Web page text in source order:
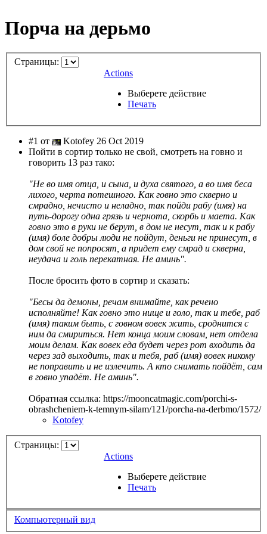
Порча на дерьмо
Страницы:
Actions
Выберете действие
Печать
#1 от
Kotofey 26 Oct 2019
Пойти в сортир только не свой, смотреть на говно и
говорить 13 раз тако:
"Не во имя отца, и сына, и духа святого, а во имя беса
лихого, черта потешного. Как говно это скверно и
смрадно, нечисто и неладно, так пойди рабу (имя) на
путь-дорогу одна грязь и чернота, скорбь и маета. Как
говно это в руки не берут, в дом не несут, так и к рабу
(имя) боле добры люди не пойдут, деньги не принесут, в
дом свой не попросят, а придет ему смрад и скверна,
неудача и голь перекатная. Не аминь".
После бросить фото в сортир и сказать:
"Бесы да демоны, речам внимайте, как речено
исполняйте! Как говно это нище и голо, так и тебе, раб
(имя) таким быть, с говном вовек жить, сроднится с
ним да смириться. Нет конца моим словам, нет отдела
моим делам. Как вовек еда будет через рот входить да
через зад выходить, так и тебя, раб (имя) вовек никому
не поправить и не излечить. А кто снимать пойдёт, сам
в говно упадёт. Не аминь".
Обратная ссылка: https://mooncatmagic.com/porchi-s-
obrashcheniem-k-temnym-silam/121/porcha-na-derbmo/1572/
Kotofey
Страницы:
Actions
Выберете действие
Печать
Компьютерный вид